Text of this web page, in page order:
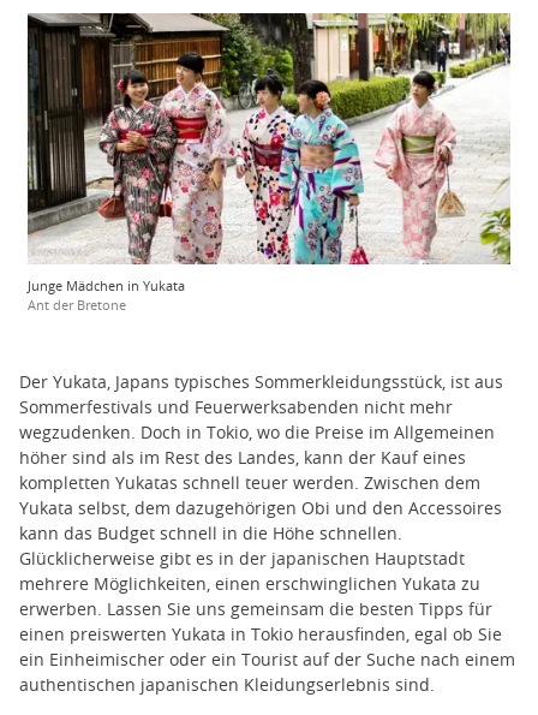
Junge Mädchen in Yukata
Ant der Bretone
Der Yukata, Japans typisches Sommerkleidungsstück, ist aus
Sommerfestivals und Feuerwerksabenden nicht mehr
wegzudenken. Doch in Tokio, wo die Preise im Allgemeinen
höher sind als im Rest des Landes, kann der Kauf eines
kompletten Yukatas schnell teuer werden. Zwischen dem
Yukata selbst, dem dazugehörigen Obi und den Accessoires
kann das Budget schnell in die Höhe schnellen.
Glücklicherweise gibt es in der japanischen Hauptstadt
mehrere Möglichkeiten, einen erschwinglichen Yukata zu
erwerben. Lassen Sie uns gemeinsam die besten Tipps für
einen preiswerten Yukata in Tokio herausfinden, egal ob Sie
ein Einheimischer oder ein Tourist auf der Suche nach einem
authentischen japanischen Kleidungserlebnis sind.